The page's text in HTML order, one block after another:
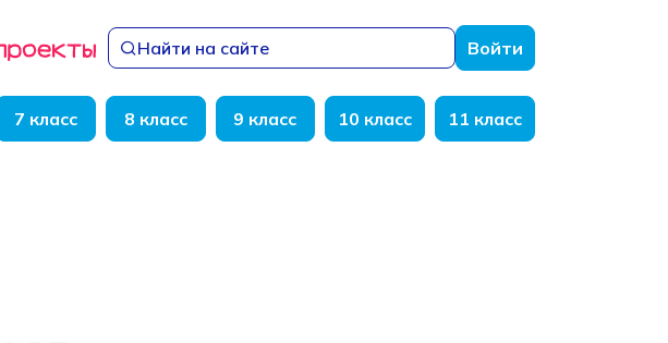
Найти на сайте Войти
7 класс 8 класс 9 класс 10 класс 11 класс